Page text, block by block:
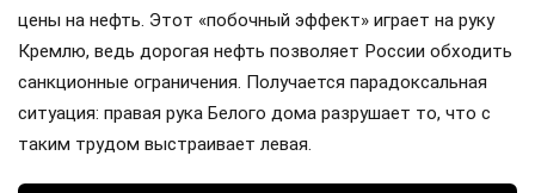
цены на нефть. Этот «побочный эффект» играет на руку
Кремлю, ведь дорогая нефть позволяет России обходить
санкционные ограничения. Получается парадоксальная
ситуация: правая рука Белого дома разрушает то, что с
таким трудом выстраивает левая.